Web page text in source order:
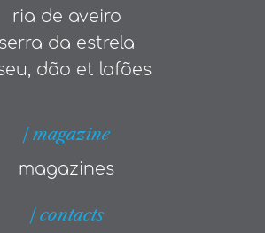
ria de aveiro
serra da estrela
dão et lafões
| magazine
magazines
| contacts